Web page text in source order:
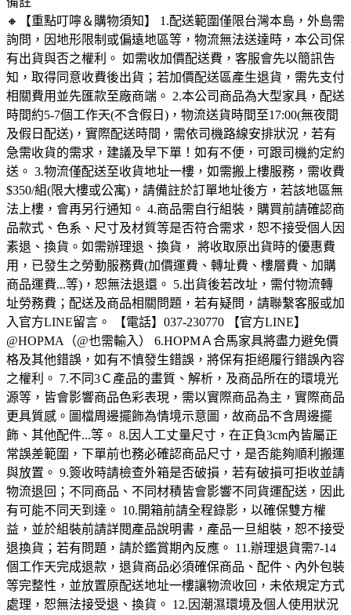
🔸【重點叮嚀＆購物須知】 1.配送範圍僅限台灣本島，外島需
詢問，因地形限制或偏遠地區等，物流無法送達時，本公司保
有出貨與否之權利。 如需收加價配送費，客服會先以簡訊告
知，取得同意收費後出貨；若加價配送區產生退貨，需先支付
相關費用並先匯款至廠商端。 2.本公司商品為大型家具，配送
時間約5-7個工作天(不含假日)，物流送貨時間至17:00(無夜間
及假日配送)，實際配送時間，需依司機路線安排狀況，若有
急需收貨的需求，建議及早下單！如有不便，可跟司機約定約
送。 3.物流僅配送至收貨地址一樓，如需搬上樓服務，需收費
$350/組(限大樓或公寓)，請備註於訂單地址後方，若該地區無
法上樓，會再另行通知。 4.商品需自行組裝，購買前請確認商
品款式、色系、尺寸及材質等是否符合需求，恕不接受個人因
素退、換貨。如需辦理退、換貨， 將收取原出貨時的優惠費
用，已發生之勞動服務費(加價運費、轉址費、樓層費、加購
商品運費...等)，恕無法退還。 5.出貨後若改址，需付物流轉
址勞務費；配送及商品相關問題，若有疑問，請聯繫客服或加
入官方LINE留言。 【電話】037-230770 【官方LINE】
@HOPMA（@也需輸入） 6.HOPMＡ合馬家具將盡力避免價
格及其他錯誤，如有不慎發生錯誤，將保有拒絕履行錯誤內容
之權利。 7.不同3Ｃ產品的畫質、解析，及商品所在的環境光
源等，皆會影響商品色彩表現，需以實際商品為主，實際商品
更具質感。圖檔周邊擺飾為情境示意圖，故商品不含周邊擺
飾、其他配件...等。 8.因人工丈量尺寸，在正負3cm內皆屬正
常誤差範圍，下單前也務必確認商品尺寸，是否能夠順利搬運
與放置。 9.簽收時請檢查外箱是否破損，若有破損可拒收並請
物流退回；不同商品、不同材積皆會影響不同貨運配送，因此
有可能不同天到達。 10.開箱前請全程錄影，以確保雙方權
益，並於組裝前請詳閱產品說明書，產品一旦組裝，恕不接受
退換貨；若有問題，請於鑑賞期內反應。 11.辦理退貨需7-14
個工作天完成退款，退貨商品必須確保商品、配件、內外包裝
等完整性，並放置原配送地址一樓讓物流收回，未依規定方式
處理，恕無法接受退、換貨。 12.因潮濕環境及個人使用狀況